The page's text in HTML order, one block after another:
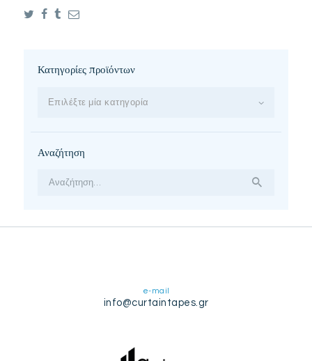
Κατηγορίες προϊόντων
Επιλέξτε μία κατηγορία
Αναζήτηση
e-mail
info@curtaintapes.gr